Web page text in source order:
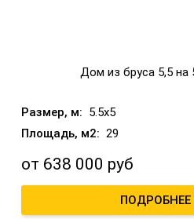
Дом из бруса 5,5 на
5.5x5
29
от 638 000 руб